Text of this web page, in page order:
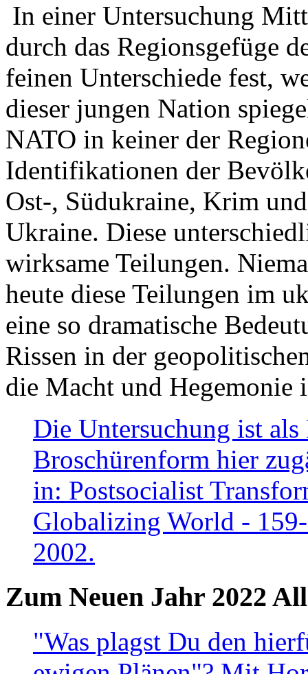
In einer Untersuchung
durch das Regionsgefüge
feinen Unterschiede fest,
dieser jungen Nation
NATO in keiner der
Identifikationen der
Ost-, Südukraine, Krim
Ukraine. Diese
wirksame Teilungen.
heute diese Teilungen im
eine so dramatische
Rissen in der
die Macht und Hegemonie
Die Untersuchung ist
Broschürenform hier
in: Postsocialist
Globalizing World -
2002.
Zum Neuen Jahr 2022
"Was plagst Du den